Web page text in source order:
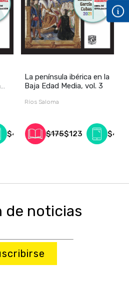
$40
La península ibérica en la
Baja Edad Media, vol. 3
Ríos Saloma
$175$123 $40
de noticias